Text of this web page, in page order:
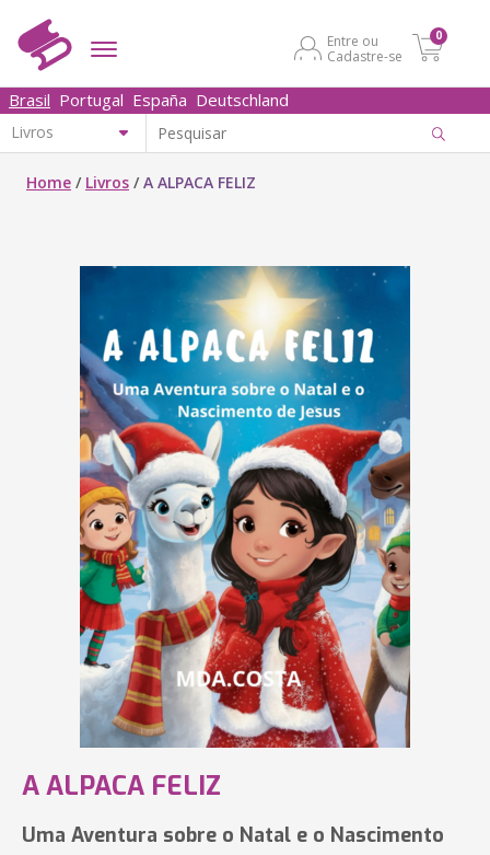
Entre ou
Cadastre-se
0
Brasil Portugal España Deutschland
Home / Livros /A ALPACA FELIZ
A ALPACA FELIZ
Uma Aventura sobre o Natal e o Nascimento